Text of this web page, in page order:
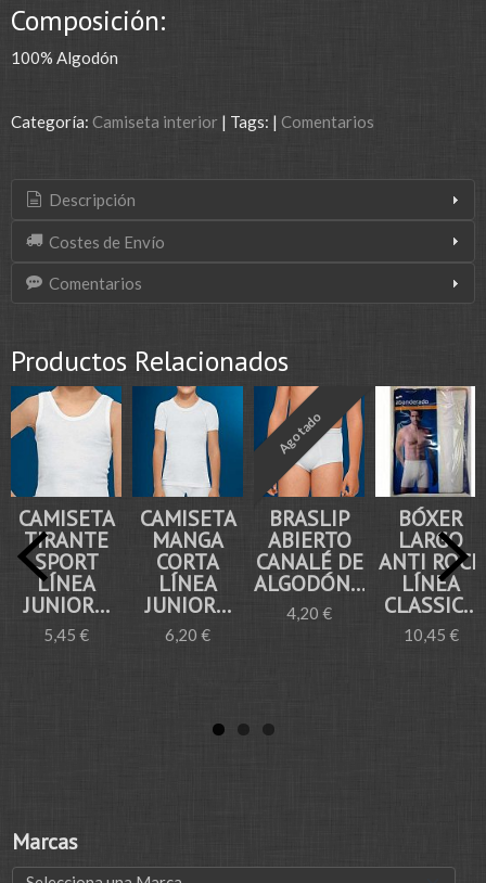
Marcas
Composición:
100% Algodón
Categoría: Camiseta interior | Tags: | Comentarios
Descripción
Costes de Envío
Comentarios
Productos Relacionados
CAMISETA
TIRANTE
SPORT
LÍNEA
JUNIOR...
5,45 €
CAMISETA
MANGA
CORTA
LÍNEA
JUNIOR...
6,20 €
Agotado
BRASLIP
ABIERTO
CANALÉ DE
ALGODÓN...
4,20 €
BÓXER
LARGO
ANTI ROCE
LÍNEA
CLASSIC...
10,45 €